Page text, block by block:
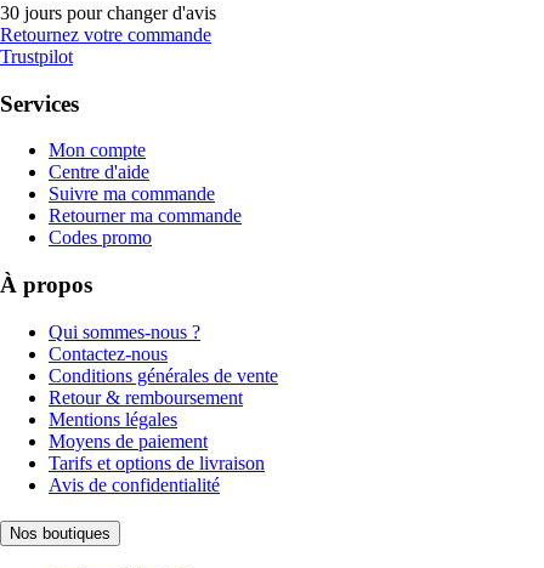
30 jours pour changer d'avis
Retournez votre commande
Trustpilot
Services
Mon compte
Centre d'aide
Suivre ma commande
Retourner ma commande
Codes promo
À propos
Qui sommes-nous ?
Contactez-nous
Conditions générales de vente
Retour & remboursement
Mentions légales
Moyens de paiement
Tarifs et options de livraison
Avis de confidentialité
Nos boutiques